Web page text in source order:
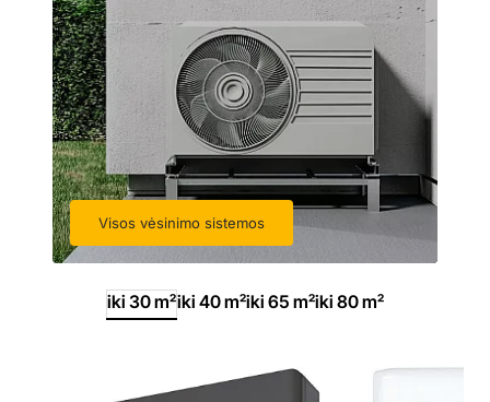
Visos vėsinimo sistemos
iki 30 m²iki 40 m²iki 65 m²iki 80 m²